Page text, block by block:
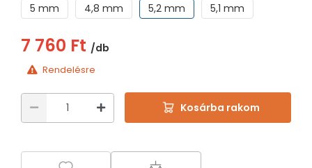
5 mm
4,8 mm 5,2 mm 5,1 mm
7 760 Ft /db
Rendelésre
Kosárba rakom